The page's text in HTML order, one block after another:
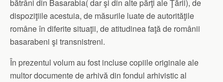
bătrâni din Basarabia( dar şi din alte părţi ale Ţării), de
dispoziţiile acestuia, de măsurile luate de autorităţile
române în diferite situaţii, de atitudinea faţă de românii
basarabeni şi transnistreni.
În prezentul volum au fost incluse copiile originale ale
multor documente de arhivă din fondul arhivistic al